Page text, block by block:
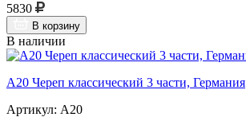
5830
В корзину
В наличии
A20 Череп классический 3 части, Германия
Артикул: А20